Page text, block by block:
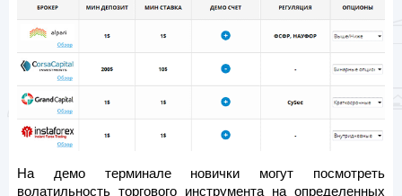
На демо терминале новички могут посмотреть
волатильность торгового инструмента на определенных